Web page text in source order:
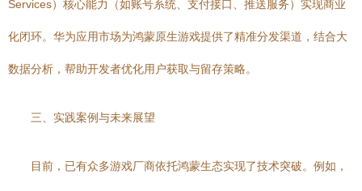
Services）核心能力（如账号系统、支付接口、推送服务）实现商业
化闭环。华为应用市场为鸿蒙原生游戏提供了精准分发渠道，结合大
数据分析，帮助开发者优化用户获取与留存策略。
三、实践案例与未来展望
目前，已有众多游戏厂商依托鸿蒙生态实现了技术突破。例如，